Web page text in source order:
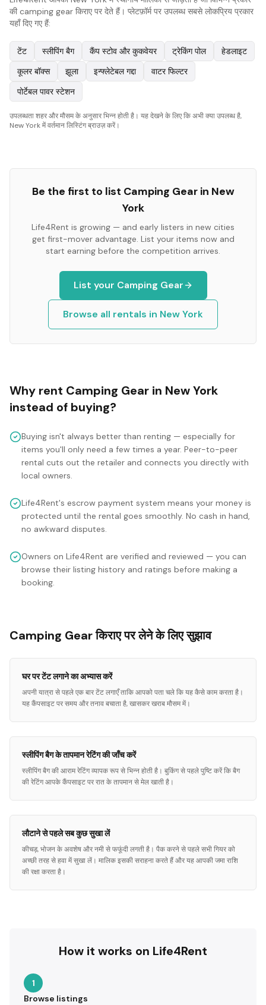
की camping gear किराए पर देते हैं। प्लेटफ़ॉर्म पर उपलब्ध सबसे लोकप्रिय प्रकार
यहाँ दिए गए हैं:
टेंट स्लीपिंग बैग कैंप स्टोव और कुकवेयर ट्रेकिंग पोल
हेडलाइट
कूलर बॉक्स
झूला इन्फ्लेटेबल गद्दा
वाटर फिल्टर
पोर्टेबल पावर स्टेशन
उपलब्धता शहर और मौसम के अनुसार भिन्न होती है। यह देखने के लिए कि अभी क्या उपलब्ध है,
New York में वर्तमान लिस्टिंग ब्राउज़ करें।
Be the first to list Camping Gearin New
York
Life4Rent is growing — and early listers in new cities
get first-mover advantage. List your items now and
start earning before the competition arrives.
List your Camping Gear
Browse all rentals in New York
Why rent Camping Gear in New York
instead of buying?
Buying isn't always better than renting — especially for
items you'll only need a few times a year. Peer-to-peer
rental cuts out the retailer and connects you directly with
local owners.
Life4Rent's escrow payment system means your money is
protected until the rental goes smoothly. No cash in hand,
no awkward disputes.
Owners on Life4Rent are verified and reviewed — you can
browse their listing history and ratings before making a
booking.
Camping Gear किराए पर लेने के लिए सुझाव
घर पर टेंट लगाने का अभ्यास करें
अपनी यात्रा से पहले एक बार टेंट लगाएँ ताकि आपको पता चले कि यह कैसे काम करता है।
यह कैंपसाइट पर समय और तनाव बचाता है, खासकर खराब मौसम में।
स्लीपिंग बैग के तापमान रेटिंग की जाँच करें
स्लीपिंग बैग की आराम रेटिंग व्यापक रूप से भिन्न होती है। बुकिंग से पहले पुष्टि करें कि बैग
की रेटिंग आपके कैंपसाइट पर रात के तापमान से मेल खाती है।
लौटाने से पहले सब कुछ सुखा लें
कीचड़, भोजन के अवशेष और नमी से फफूंदी लगती है। पैक करने से पहले सभी गियर को
अच्छी तरह से हवा में सुखा लें। मालिक इसकी सराहना करते हैं और यह आपकी जमा राशि
की रक्षा करता है।
How it works on Life4Rent
1
Browse listings